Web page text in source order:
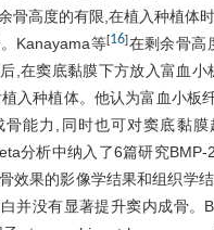
骨高度的有限,在植入种植体
Kanayama等[16]在剩余骨高
,在窦底黏膜下方放入富血小
入种植体。他认为富血小板
骨能力,同时也可对窦底黏膜
分析中纳入了6篇研究BMP-
效果的影像学结果和组织学
并没有显著提升窦内成骨。